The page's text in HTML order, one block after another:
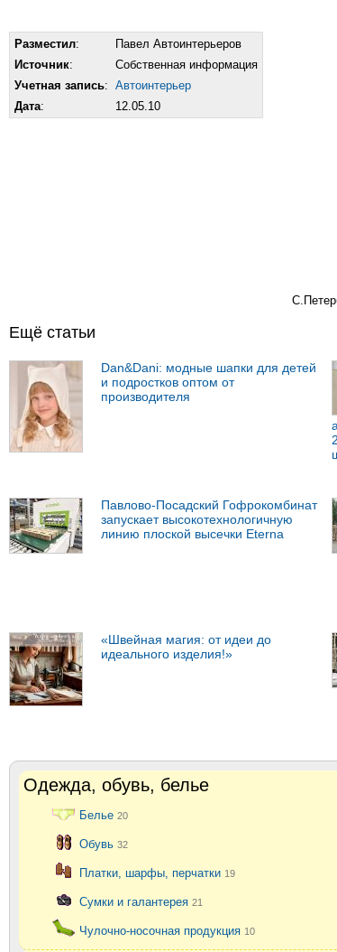
Разместил:
Павел Автоинтерьеров
Источник:
Собственная информация
Учетная запись: Автоинтерьер
Дата: 12.05.10
Ещё статьи
Dan&Dani: модные шапки для детей
и подростков оптом от
производителя
Павлово-Посадский Гофрокомбинат
запускает высокотехнологичную
линию плоской высечки Eterna
«Швейная магия: от идеи до
идеального изделия!»
Одежда, обувь, белье
Белье 20
Обувь 32
Платки, шарфы, перчатки 19
Сумки и галантерея 21
Чулочно-носочная продукция 10